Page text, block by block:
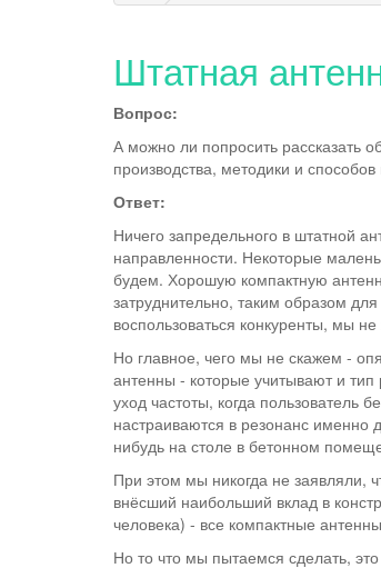
Штатная
Вопрос:
А можно ли попросить рассказать
производства, методики и
Ответ:
Ничего запредельного в штатной
направленности. Некоторые
будем. Хорошую компактную
затруднительно, таким образом
воспользоваться конкуренты, мы
Но главное, чего мы не скажем -
антенны - которые учитывают и тип
уход частоты, когда пользователь
настраиваются в резонанс именно
нибудь на столе в бетонном
При этом мы никогда не заявляли,
внёсший наибольший вклад в
человека) - все компактные
Но то что мы пытаемся сделать,